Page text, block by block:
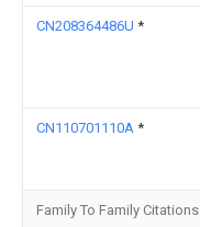
CN208364486U *
CN110701110A *
Family To Family Citations